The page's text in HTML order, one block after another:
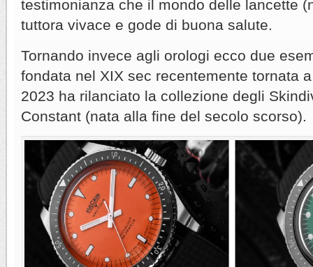
testimonianza che il mondo delle lancette
tuttora vivace e gode di buona salute.
Tornando invece agli orologi ecco due
fondata nel XIX sec recentemente tornata
2023 ha rilanciato la collezione degli
Constant (nata alla fine del secolo scorso).